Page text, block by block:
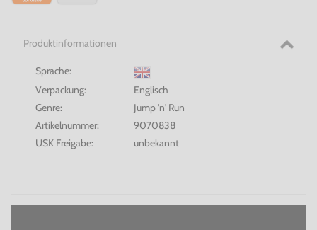
Produktinformationen
Sprache:
Verpackung:
Englisch
Genre:
Jump 'n' Run
Artikelnummer:
9070838
USK Freigabe:
unbekannt